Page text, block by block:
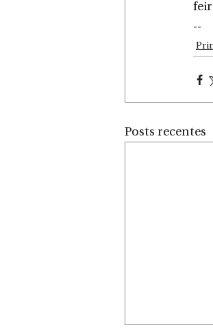
--
Posts recentes